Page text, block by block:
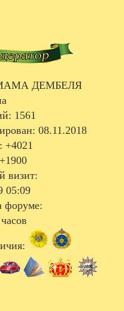
ДЕМБЕЛЯ
1561
: 08.11.2018
+4021
+1900
визит:
05:09
форуме: